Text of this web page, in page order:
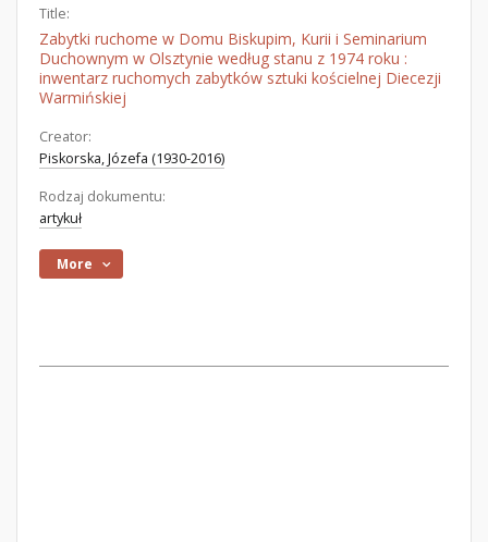
Title:
Zabytki ruchome w Domu Biskupim, Kurii i Seminarium
Duchownym w Olsztynie według stanu z 1974 roku :
inwentarz ruchomych zabytków sztuki kościelnej Diecezji
Warmińskiej
Creator:
Piskorska, Józefa (1930-2016)
Rodzaj dokumentu:
artykuł
More